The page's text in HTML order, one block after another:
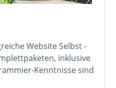
Website Selbst -
inklusive
Kenntnisse sind